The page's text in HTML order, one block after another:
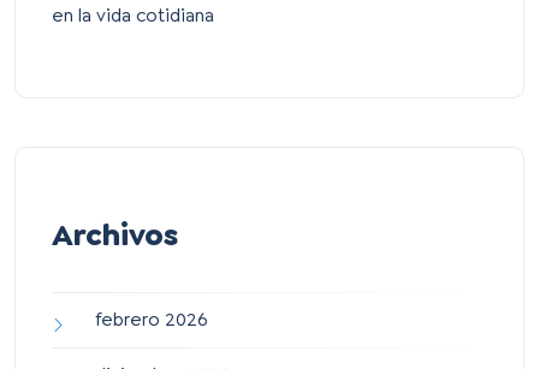
en la vida cotidiana
Archivos
febrero 2026